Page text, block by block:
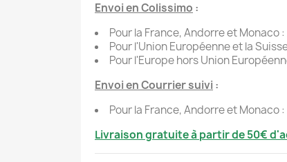
Envoi en Colissimo :
Pour la France, Andorre et Monaco
Pour l'Union Européenne et la
Pour l'Europe hors Union
Envoi en Courrier suivi :
Pour la France, Andorre et Monaco
Livraison gratuite à partir de 50€